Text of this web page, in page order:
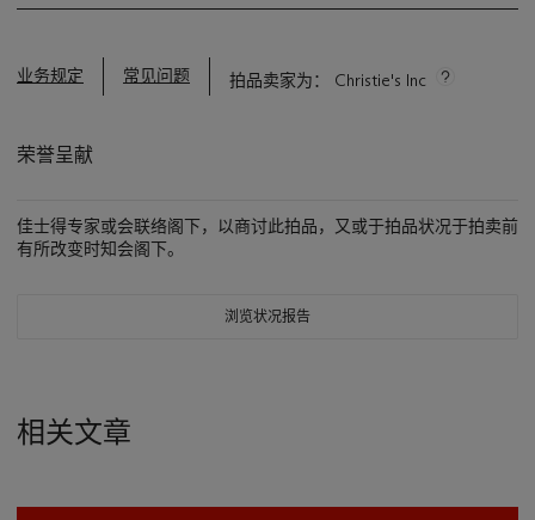
业务规定 常见问题 拍品卖家为： Christie's Inc
荣誉呈献
佳士得专家或会联络阁下，以商讨此拍品，又或于拍品状况于拍卖前
有所改变时知会阁下。
浏览状况报告
相关文章